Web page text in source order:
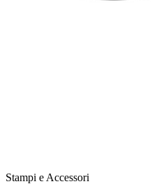
Stampi e Accessori